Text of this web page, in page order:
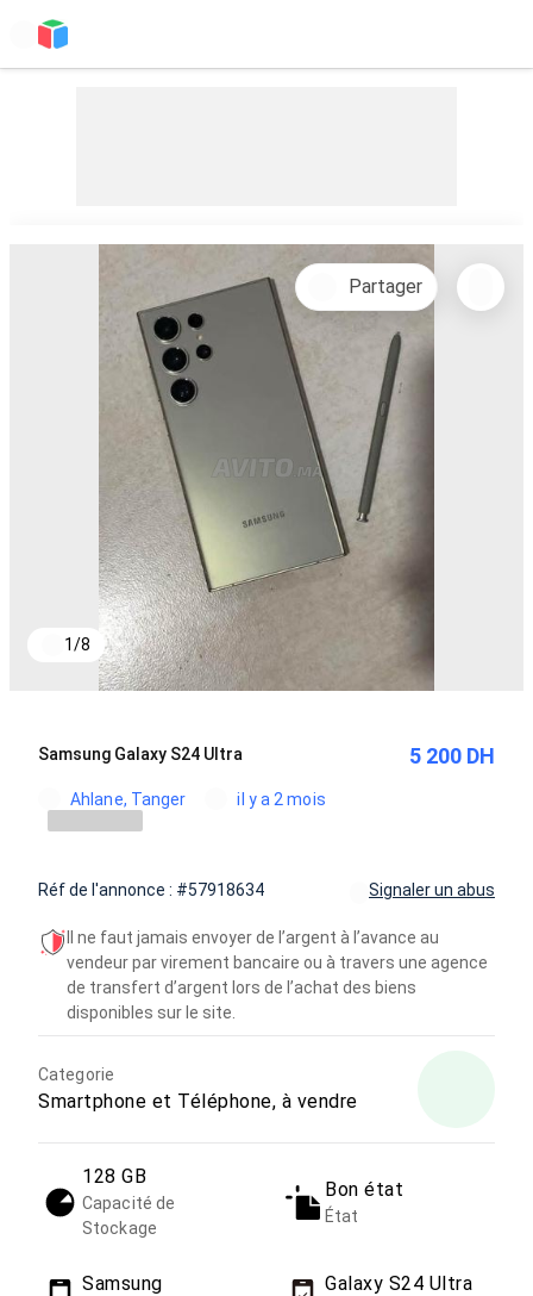
1/8
Partager
Samsung Galaxy S24 Ultra 5 200 DH
Ahlane, Tanger il y a 2 mois
Réf de l'annonce : #57918634 Signaler un abus
Il ne faut jamais envoyer de l’argent à l’avance au
vendeur par virement bancaire ou à travers une agence
de transfert d’argent lors de l’achat des biens
disponibles sur le site.
Categorie
Smartphone et Téléphone, à vendre
128 GB
Capacité de
Stockage
Bon état
État
Samsung Galaxy S24 Ultra